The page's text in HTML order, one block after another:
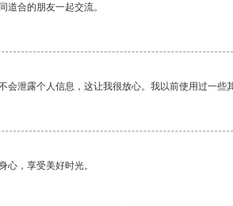
道合的朋友一起交流。
会泄露个人信息，这让我很放心。我以前使用过一些
心，享受美好时光。